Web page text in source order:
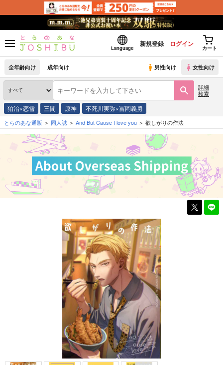
Language
新規登録 ログイン
カート
全年齢向け 成年向け 男性向け 女性向け
詳細
検索
狛治×恋雪 三間 原神 不死川実弥×冨岡義勇
とらのあな通販 同人誌 And But Cause I love you 欲しがりの作法